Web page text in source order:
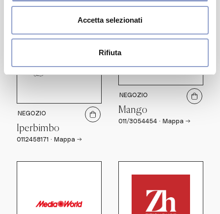
Accetta selezionati
Rifiuta
Potrebberointeressarti
NEGOZIO
Iperbimbo
0112458171 · Mappa →
NEGOZIO
Mango
011/3054454 · Mappa →